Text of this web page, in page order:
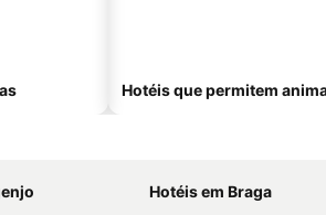
Hotéis que permitem
Hotéis em Braga